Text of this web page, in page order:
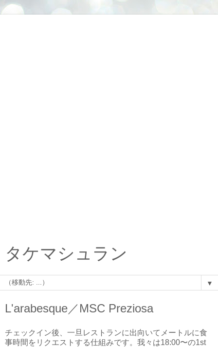
タケマシュラン
▼
L'arabesque／MSC Preziosa
チェックイン後、一旦レストランに出向いてメートルに食
事時間をリクエストする仕組みです。我々は18:00〜の1st